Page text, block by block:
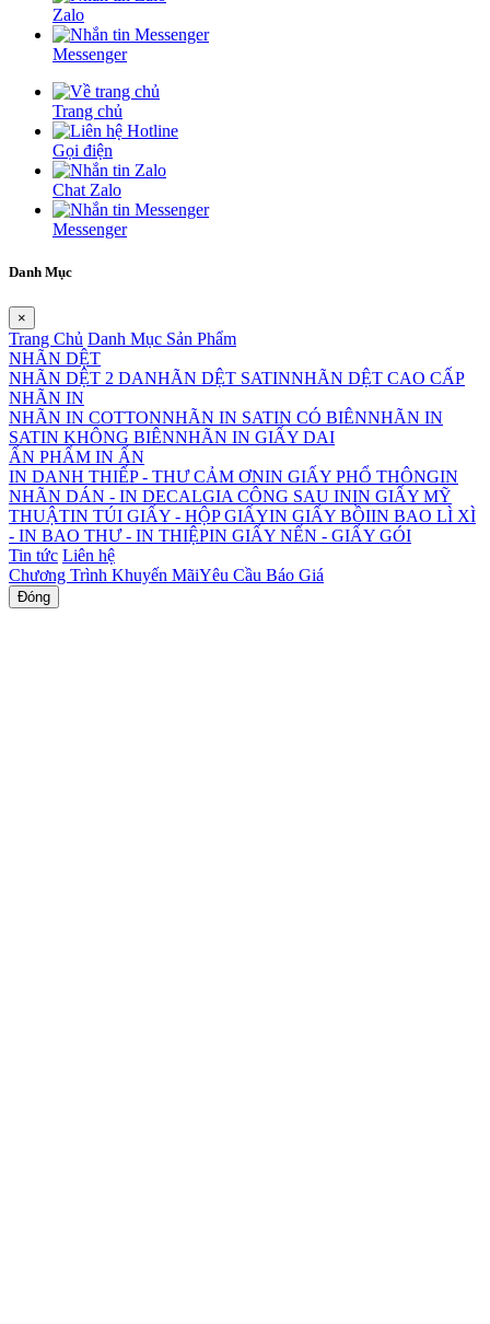
Zalo
Messenger
Trang chủ
Gọi điện
Chat Zalo
Messenger
Danh Mục
×
Trang Chủ Danh Mục Sản Phẩm
NHÃN DỆT
NHÃN DỆT 2 DANHÃN DỆT SATINNHÃN DỆT CAO CẤP
NHÃN IN
NHÃN IN COTTONNHÃN IN SATIN CÓ BIÊNNHÃN IN
SATIN KHÔNG BIÊNNHÃN IN GIẤY DAI
ẤN PHẨM IN ẤN
IN DANH THIẾP - THƯ CẢM ƠNIN GIẤY PHỔ THÔNGIN
NHÃN DÁN - IN DECALGIA CÔNG SAU ININ GIẤY MỸ
THUẬTIN TÚI GIẤY - HỘP GIẤYIN GIẤY BỒIIN BAO LÌ XÌ
- IN BAO THƯ - IN THIỆPIN GIẤY NẾN - GIẤY GÓI
Tin tức Liên hệ
Chương Trình Khuyến MãiYêu Cầu Báo Giá
Đóng